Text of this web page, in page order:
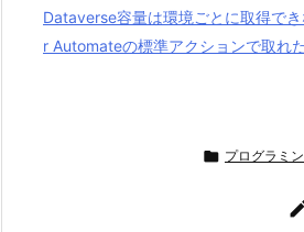
Dataverse容量は環境ごとに取得で
r Automateの標準アクションで取れ
 プログラミ